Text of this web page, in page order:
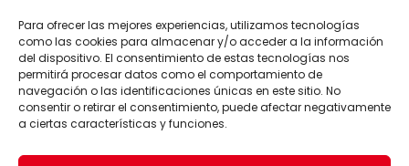
Para ofrecer las mejores experiencias, utilizamos tecnologías
como las cookies para almacenar y/o acceder a la información
del dispositivo. El consentimiento de estas tecnologías nos
permitirá procesar datos como el comportamiento de
navegación o las identificaciones únicas en este sitio. No
consentir o retirar el consentimiento, puede afectar negativamente
a ciertas características y funciones.